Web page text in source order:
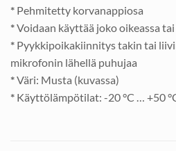
* Pehmitetty korvanappiosa
*Voidaan käyttää joko oikeassa
* Pyykkipoikakiinnitys takin tai
mikrofonin lähellä puhujaa
*Väri: Musta (kuvassa)
* Käyttölämpötilat: -20 °C … +50